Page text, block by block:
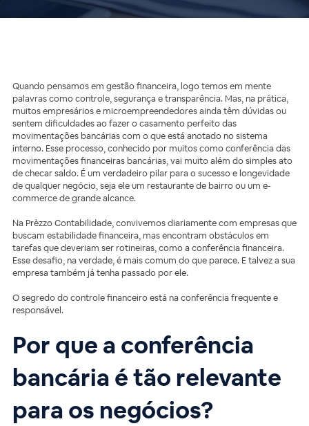
Quando pensamos em gestão financeira, logo temos em mente
palavras como controle, segurança e transparência. Mas, na prática,
muitos empresários e microempreendedores ainda têm dúvidas ou
sentem dificuldades ao fazer o casamento perfeito das
movimentações bancárias com o que está anotado no sistema
interno. Esse processo, conhecido por muitos como conferência das
movimentações financeiras bancárias, vai muito além do simples ato
de checar saldo. É um verdadeiro pilar para o sucesso e longevidade
de qualquer negócio, seja ele um restaurante de bairro ou um e-
commerce de grande alcance.
Na Prèzzo Contabilidade, convivemos diariamente com empresas que
buscam estabilidade financeira, mas encontram obstáculos em
tarefas que deveriam ser rotineiras, como a conferência financeira.
Esse desafio, na verdade, é mais comum do que parece. E talvez a sua
empresa também já tenha passado por ele.
O segredo do controle financeiro está na conferência frequente e
responsável.
Por que a conferência
bancária é tão relevante
para os negócios?